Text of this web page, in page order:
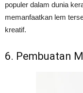
populer dalam dunia
memanfaatkan lem
kreatif.
6. Pembuatan